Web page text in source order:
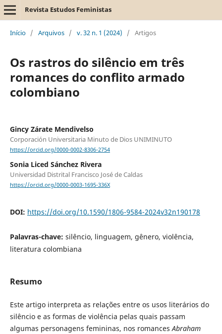
Revista Estudos Feministas
Início / Arquivos / v. 32 n. 1 (2024) / Artigos
Os rastros do silêncio em três
romances do conflito armado
colombiano
Gincy Zárate Mendivelso
Corporación Universitaria Minuto de Dios UNIMINUTO
https://orcid.org/0000-0002-8306-2754
Sonia Liced Sánchez Rivera
Universidad Distrital Francisco José de Caldas
https://orcid.org/0000-0003-1695-336X
DOI: https://doi.org/10.1590/1806-9584-2024v32n190178
Palavras-chave: silêncio, linguagem, gênero, violência,
literatura colombiana
Resumo
Este artigo interpreta as relações entre os usos literários do
silêncio e as formas de violência pelas quais passam
algumas personagens femininas, nos romancesAbraham